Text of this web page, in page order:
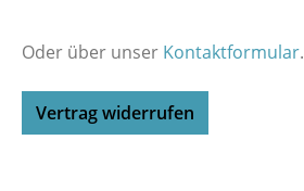
Oder über unser Kontaktformular.
Vertrag widerrufen